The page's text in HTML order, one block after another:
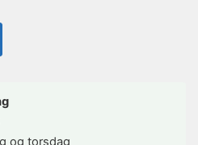
og torsdag